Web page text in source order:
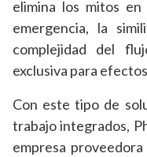
elimina los mitos
emergencia, la
complejidad del
exclusiva para
Con este tipo de
trabajo integrados,
empresa